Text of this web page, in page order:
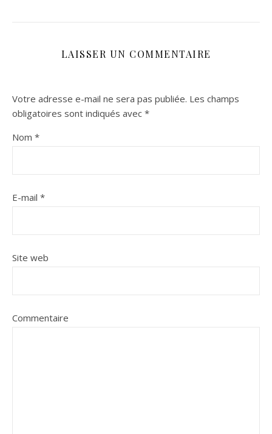
LAISSER UN COMMENTAIRE
Votre adresse e-mail ne sera pas publiée. Les champs
obligatoires sont indiqués avec *
Nom *
E-mail *
Site web
Commentaire